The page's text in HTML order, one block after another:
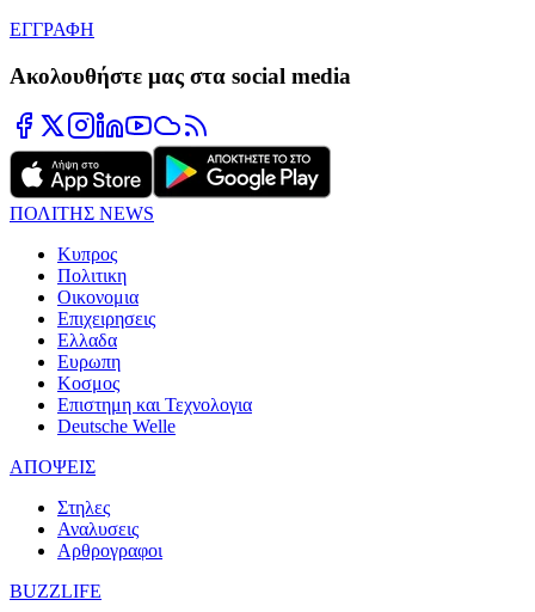
ΕΓΓΡΑΦΗ
Ακολουθήστε μας στα social media
ΠΟΛΙΤΗΣ NEWS
Κυπρος
Πολιτικη
Οικονομια
Επιχειρησεις
Ελλαδα
Ευρωπη
Κοσμος
Επιστημη και Τεχνολογια
Deutsche Welle
ΑΠΟΨΕΙΣ
Στηλες
Αναλυσεις
Αρθρογραφοι
BUZZLIFE